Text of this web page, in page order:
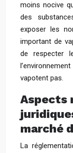
moins nocive
des
exposer les
important de
de respecter
vapotent pas.
Aspects
marché
La